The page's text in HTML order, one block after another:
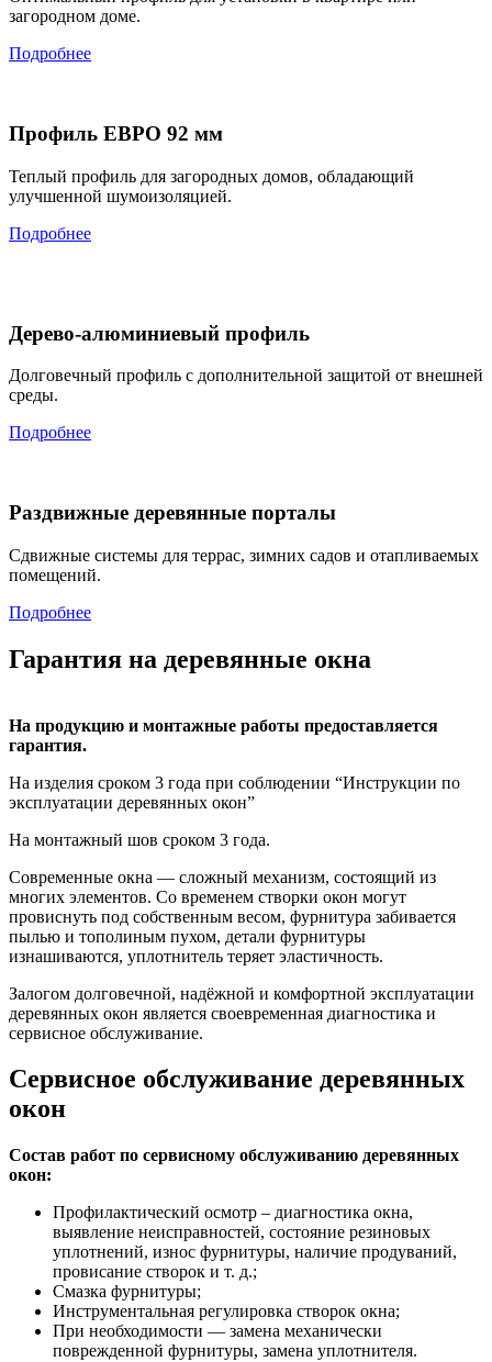
загородном доме.
Подробнее
Профиль ЕВРО 92 мм
Теплый профиль для загородных домов, обладающий
улучшенной шумоизоляцией.
Подробнее
Дерево-алюминиевый профиль
Долговечный профиль с дополнительной защитой от внешней
среды.
Подробнее
Раздвижные деревянные порталы
Сдвижные системы для террас, зимних садов и отапливаемых
помещений.
Подробнее
Гарантия на деревянные окна
На продукцию и монтажные работы предоставляется
гарантия.
Hа изделия сроком 3 года при соблюдении “Инструкции по
эксплуатации деревянных окон”
На монтажный шов сроком 3 года.
Современные окна — сложный механизм, состоящий из
многих элементов. Со временем створки окон могут
провиснуть под собственным весом, фурнитура забивается
пылью и тополиным пухом, детали фурнитуры
изнашиваются, уплотнитель теряет эластичность.
Залогом долговечной, надёжной и комфортной эксплуатации
деревянных окон является своевременная диагностика и
сервисное обслуживание.
Cервисное обслуживание деревянных
окон
Состав работ по сервисному обслуживанию деревянных
окон:
Профилактический осмотр – диагностика окна,
выявление неисправностей, состояние резиновых
уплотнений, износ фурнитуры, наличие продуваний,
провисание створок и т. д.;
Смазка фурнитуры;
Инструментальная регулировка створок окна;
При необходимости — замена механически
поврежденной фурнитуры, замена уплотнителя.